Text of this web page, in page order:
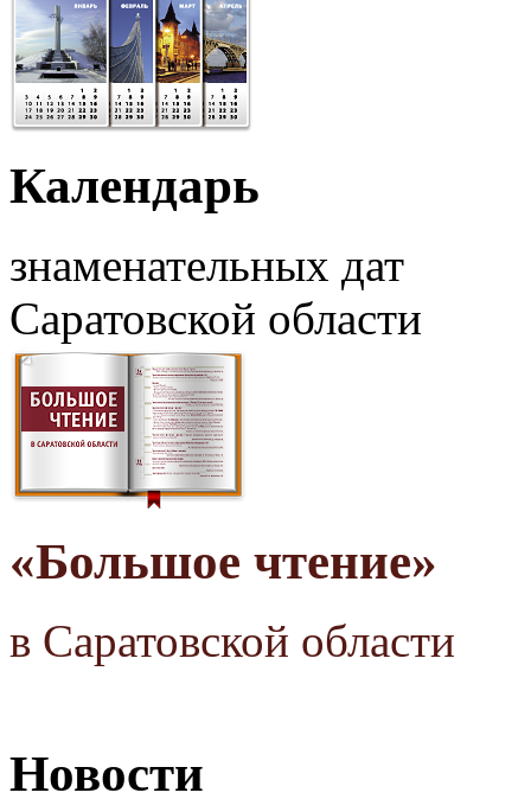
Календарь
знаменательных дат
Саратовской области
«Большое чтение»
в Саратовской области
Новости